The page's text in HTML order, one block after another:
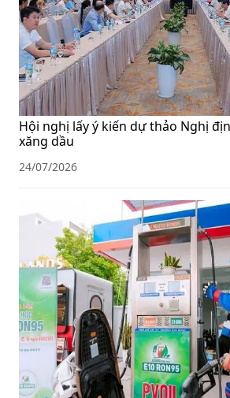
Hội nghị lấy ý kiến dự thảo Nghị
xăng dầu
24/07/2026